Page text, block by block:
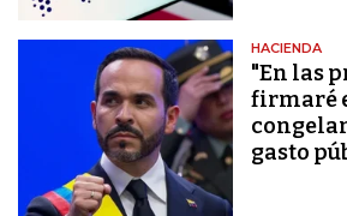
HACIENDA
"En las
firmaré
gasto